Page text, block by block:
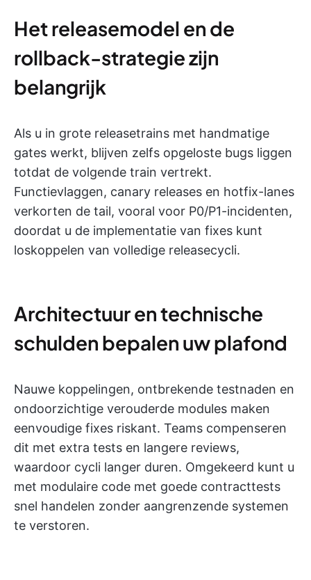
Het releasemodel en de
rollback-strategie zijn
belangrijk
Als u in grote releasetrains met handmatige
gates werkt, blijven zelfs opgeloste bugs liggen
totdat de volgende train vertrekt.
Functievlaggen, canary releases en hotfix-lanes
verkorten de tail, vooral voor P0/P1-incidenten,
doordat u de implementatie van fixes kunt
loskoppelen van volledige releasecycli.
Architectuur en technische
schulden bepalen uw plafond
Nauwe koppelingen, ontbrekende testnaden en
ondoorzichtige verouderde modules maken
eenvoudige fixes riskant. Teams compenseren
dit met extra tests en langere reviews,
waardoor cycli langer duren. Omgekeerd kunt u
met modulaire code met goede contracttests
snel handelen zonder aangrenzende systemen
te verstoren.